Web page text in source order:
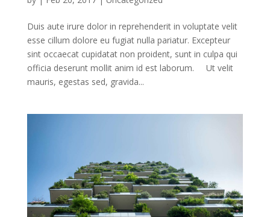
Duis aute irure dolor in reprehenderit in voluptate velit
esse cillum dolore eu fugiat nulla pariatur. Excepteur
sint occaecat cupidatat non proident, sunt in culpa qui
officia deserunt mollit anim id est laborum. Ut velit
mauris, egestas sed, gravida...